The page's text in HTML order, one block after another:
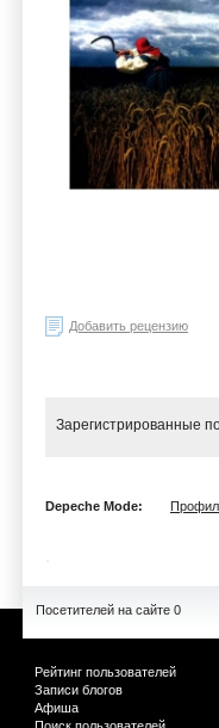
Добавить рецензию
Зарегистрированные
Depeche Mode:
Посетителей на сайте 0
Рейтинг пользователей
Записи блогов
Афиша